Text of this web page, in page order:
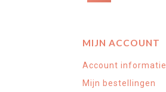
MIJN ACCOUNT
Account informatie
Mijn bestellingen